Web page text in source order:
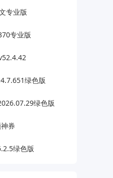
专业版
专业版
绿色版
绿色版
券
绿色版